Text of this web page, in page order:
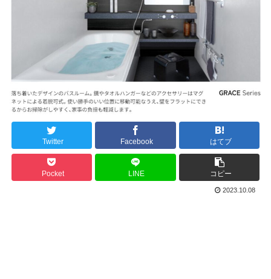
Twitter Facebook はてブ
Pocket LINE コピー
2023.10.08